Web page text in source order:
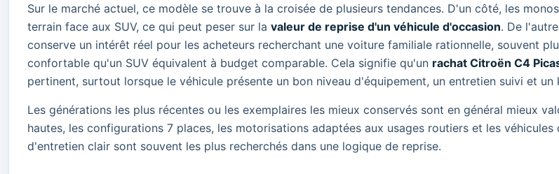
Sur le marché actuel, ce modèle se trouve à la croisée de plusieurs tendances. D'un côté, les
terrain face aux SUV, ce qui peut peser sur la valeur de reprise d'un véhicule d'occasion. De
conserve un intérêt réel pour les acheteurs recherchant une voiture familiale rationnelle, souvent
confortable qu'un SUV équivalent à budget comparable. Cela signifie qu'un rachat Citroën C4
pertinent, surtout lorsque le véhicule présente un bon niveau d'équipement, un entretien suivi et un
Les générations les plus récentes ou les exemplaires les mieux conservés sont en général mieux
hautes, les configurations 7 places, les motorisations adaptées aux usages routiers et les
d'entretien clair sont souvent les plus recherchés dans une logique de reprise.